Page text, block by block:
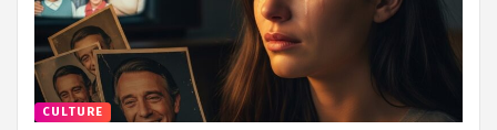
CULTURE